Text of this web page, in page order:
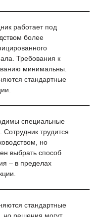
работает под
более
Требования к
минимальны.
стандартные
специальные
Сотрудник трудится
но
выбрать способ
– в пределах
стандартные